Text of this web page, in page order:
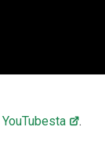
YouTubesta .